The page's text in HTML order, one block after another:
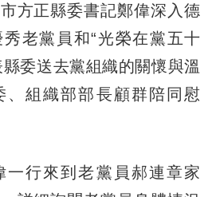
方正縣委書記鄭偉深入德
老黨員和“光榮在黨五十
委送去黨組織的關懷與溫
、組織部部長顧群陪同慰
一行來到老黨員郝連章家